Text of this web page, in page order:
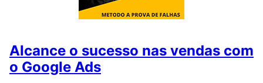
Alcance o sucesso nas vendas com
o Google Ads